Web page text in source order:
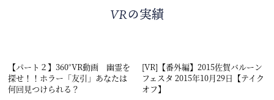
VRの実績
【パート２】360°VR動画 幽霊を
探せ！！ホラー「友引」あなたは
何回見つけられる？
[VR]【番外編】2015佐賀バルーン
フェスタ 2015年10月29日【テイク
オフ】